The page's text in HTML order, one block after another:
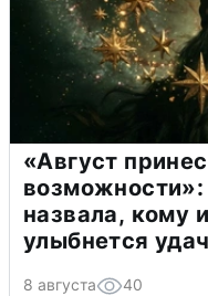
«Август
назвала, кому
улыбнется
8 августа 40